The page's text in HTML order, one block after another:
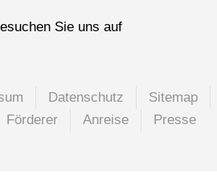
Sie uns auf
Datenschutz
Sitemap
Förderer Anreise Presse